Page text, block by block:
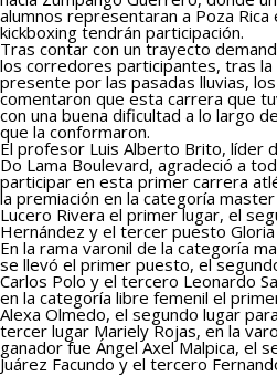
alumnos representaran a Poza Rica
kickboxing tendrán participación.
Tras contar con un trayecto
los corredores participantes, tras la
presente por las pasadas lluvias,
comentaron que esta carrera que
con una buena dificultad a lo largo
que la conformaron.
El profesor Luis Alberto Brito, líder
Do Lama Boulevard, agradeció a
participar en esta primer carrera
la premiación en la categoría
Lucero Rivera el primer lugar, el
Hernández y el tercer puesto
En la rama varonil de la categoría
se llevó el primer puesto, el
Carlos Polo y el tercero Leonardo
en la categoría libre femenil el
Alexa Olmedo, el segundo lugar
tercer lugar Mariely Rojas, en la
ganador fue Ángel Axel Malpica, el
Juárez Facundo y el tercero